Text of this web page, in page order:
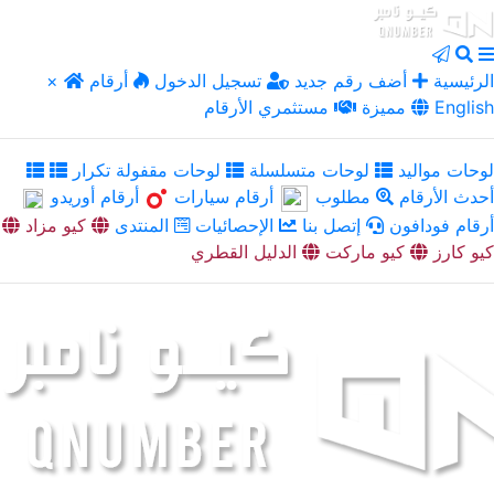
× الرئيسية أضف رقم جديد تسجيل الدخول
أرقام
مميزة
مستثمري الأرقام English
لوحات مواليد لوحات متسلسلة
لوحات مقفولة تكرار
أحدث الأرقام
مطلوب أرقام سيارات
أرقام أوريدو
أرقام فودافون
إتصل بنا الإحصائيات المنتدى
كيو مزاد
كيو كارز
كيو ماركت الدليل القطري